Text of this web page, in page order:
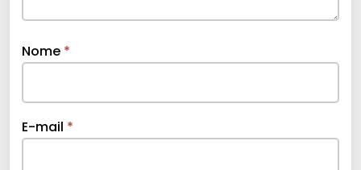
Nome *
E-mail *